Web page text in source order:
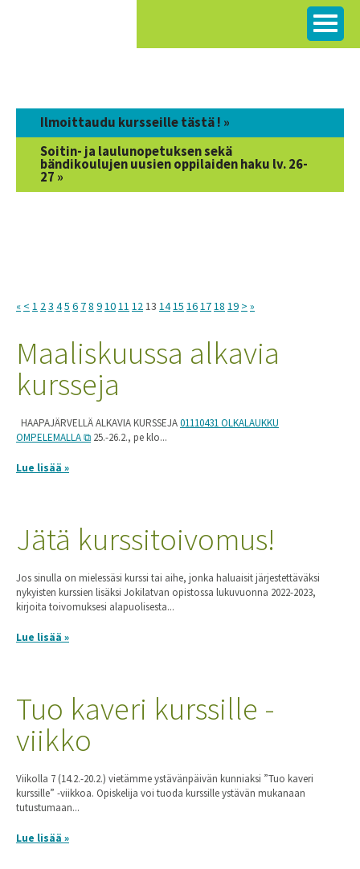
Ilmoittaudu kursseille tästä ! »
Soitin- ja laulunopetuksen sekä
bändikoulujen uusien oppilaiden haku lv. 26-
27 »
« < 1 23 45 6 78 91011 1213 1415 161718 19 > »
Maaliskuussa alkavia
kursseja
HAAPAJÄRVELLÄ ALKAVIA KURSSEJA01110431 OLKALAUKKU
OMPELEMALLA
25.-26.2., pe klo...
Lue lisää »
Jätä kurssitoivomus!
Jos sinulla on mielessäsi kurssi tai aihe, jonka haluaisit järjestettäväksi
nykyisten kurssien lisäksi Jokilatvan opistossa lukuvuonna 2022-2023,
kirjoita toivomuksesi alapuolisesta...
Lue lisää »
Tuo kaveri kurssille -
viikko
Viikolla 7 (14.2.-20.2.) vietämme ystävänpäivän kunniaksi ”Tuo kaveri
kurssille” -viikkoa. Opiskelija voi tuoda kurssille ystävän mukanaan
tutustumaan...
Lue lisää »